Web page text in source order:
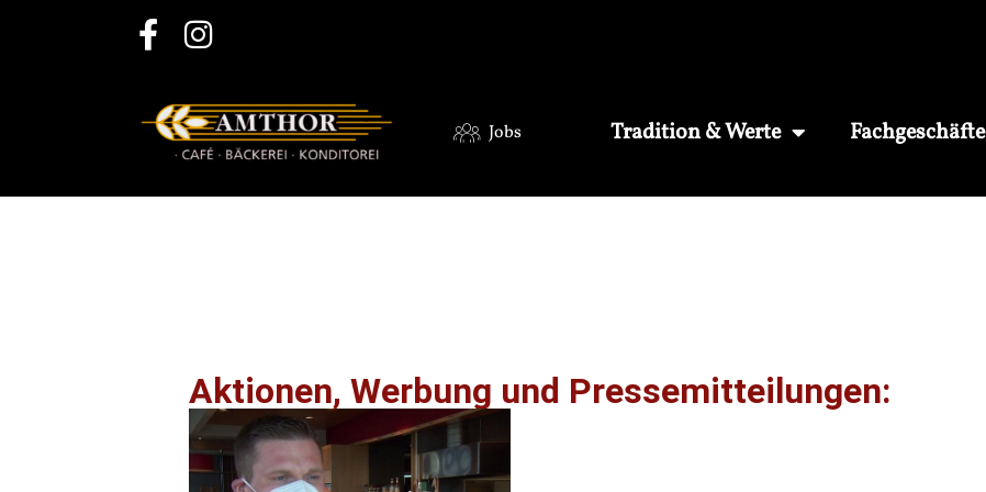
Jobs Tradition & Werte Fachgeschäfte
Aktionen, Werbung und Pressemitteilungen: